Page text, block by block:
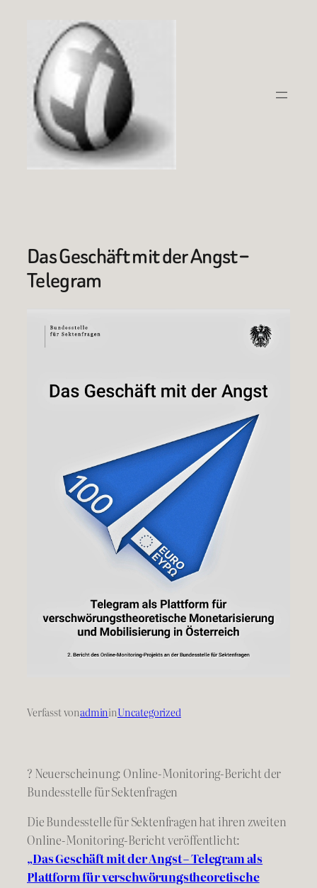
springen
Das Geschäft mit der Angst –
Telegram
Verfasst vonadmininUncategorized
? Neuerscheinung: Online-Monitoring-Bericht der
Bundesstelle für Sektenfragen
Die Bundesstelle für Sektenfragen hat ihren zweiten
Online-Monitoring-Bericht veröffentlicht:
„Das Geschäft mit der Angst – Telegram als
Plattform für verschwörungstheoretische